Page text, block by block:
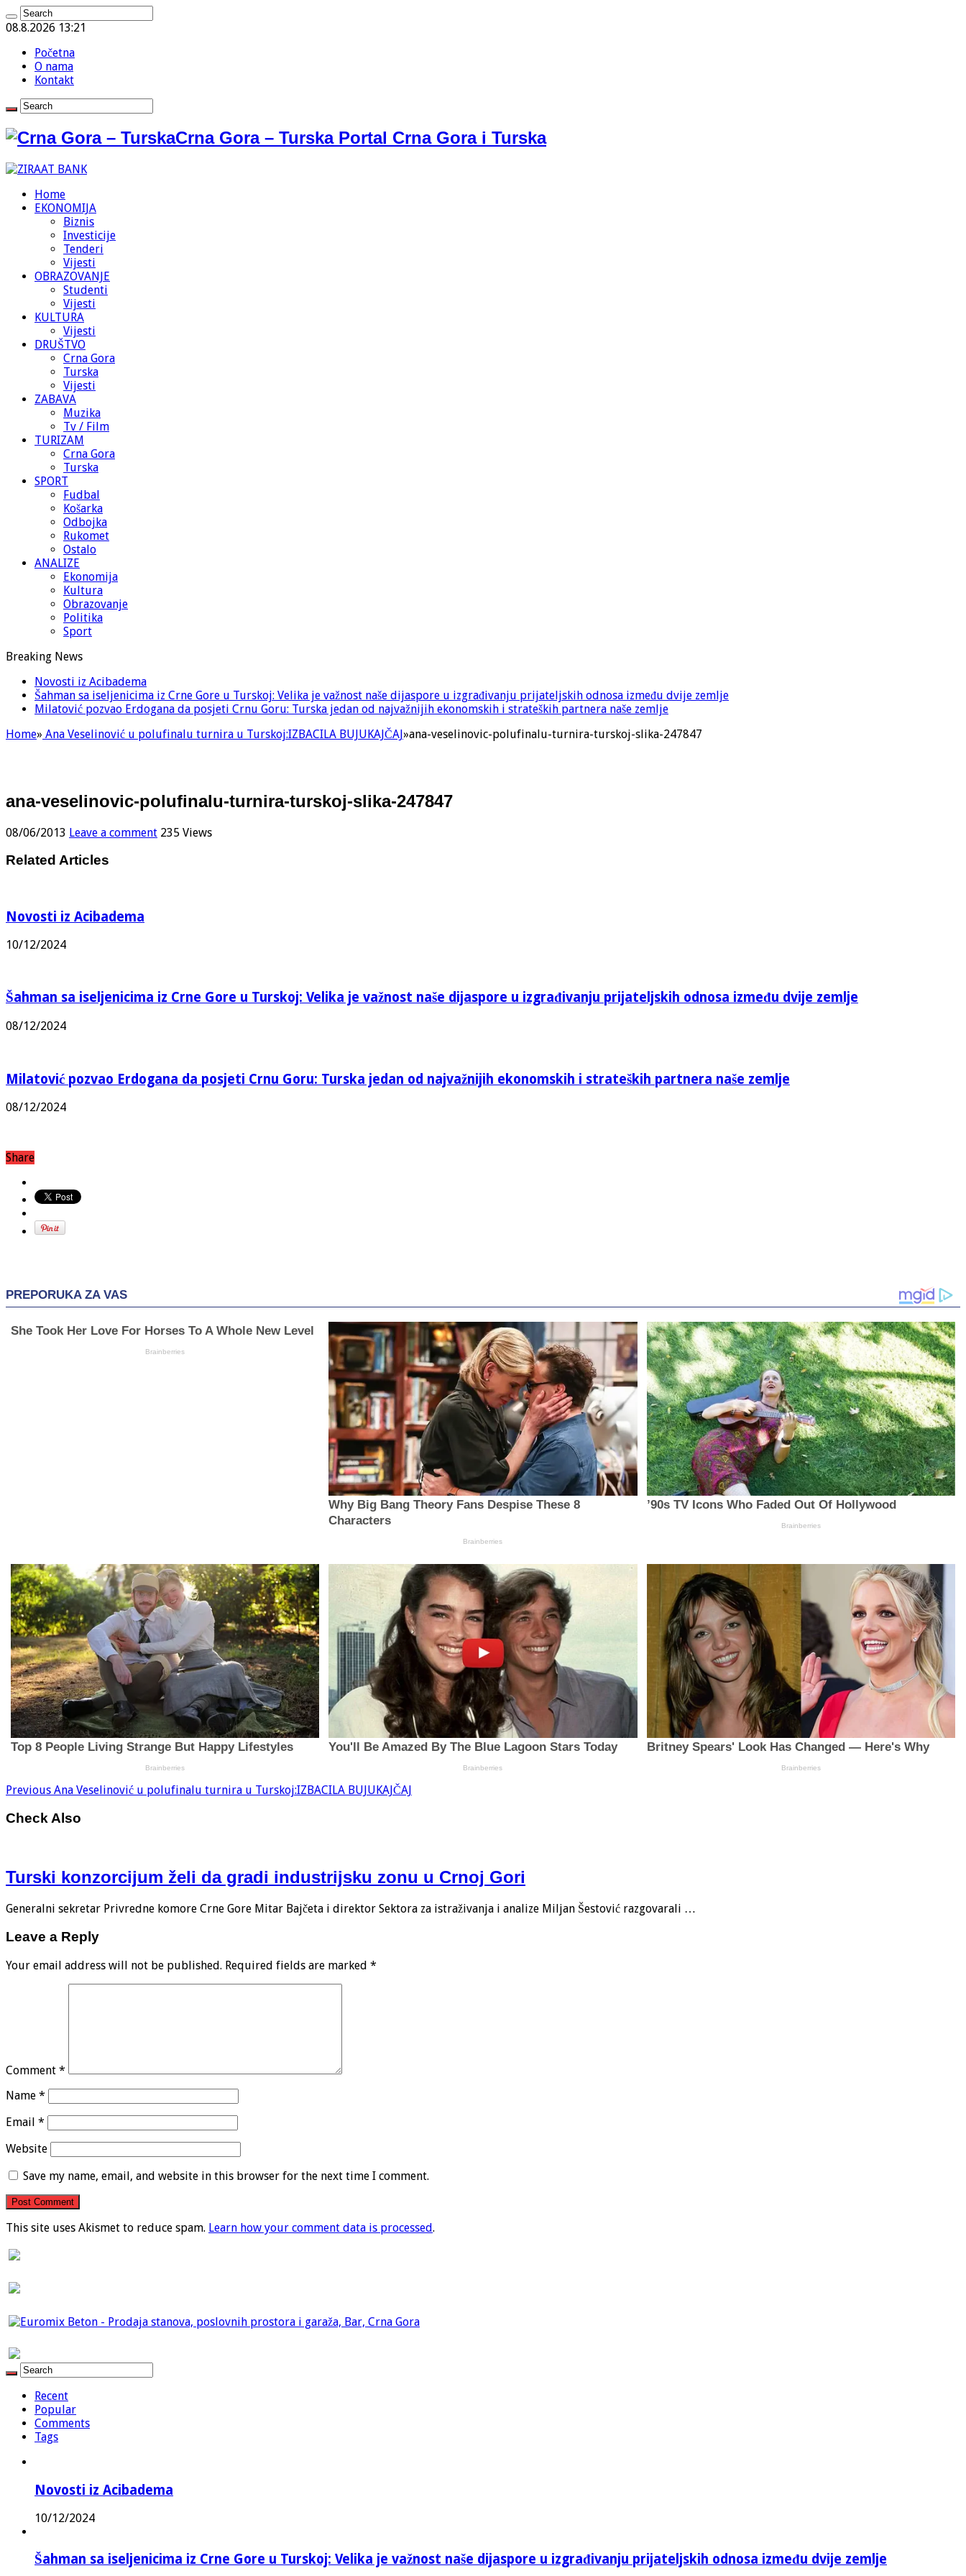
08.8.2026 13:21
Početna
O nama
Kontakt
Crna Gora – Turska Portal Crna Gora i Turska
Home
EKONOMIJA
Biznis
Investicije
Tenderi
Vijesti
OBRAZOVANJE
Studenti
Vijesti
KULTURA
Vijesti
DRUŠTVO
Crna Gora
Turska
Vijesti
ZABAVA
Muzika
Tv / Film
TURIZAM
Crna Gora
Turska
SPORT
Fudbal
Košarka
Odbojka
Rukomet
Ostalo
ANALIZE
Ekonomija
Kultura
Obrazovanje
Politika
Sport
Breaking News
Novosti iz Acibadema
Šahman sa iseljenicima iz Crne Gore u Turskoj: Velika je važnost naše dijaspore u izgrađivanju prijateljskih odnosa između dvije zemlje
Milatović pozvao Erdogana da posjeti Crnu Goru: Turska jedan od najvažnijih ekonomskih i strateških partnera naše zemlje
Home» Ana Veselinović u polufinalu turnira u Turskoj:IZBACILA BUJUKAJČAJ»ana-veselinovic-polufinalu-turnira-turskoj-slika-247847
ana-veselinovic-polufinalu-turnira-turskoj-slika-247847
08/06/2013 Leave a comment 235 Views
Related Articles
Novosti iz Acibadema
10/12/2024
Šahman sa iseljenicima iz Crne Gore u Turskoj: Velika je važnost naše dijaspore u izgrađivanju prijateljskih odnosa između dvije zemlje
08/12/2024
Milatović pozvao Erdogana da posjeti Crnu Goru: Turska jedan od najvažnijih ekonomskih i strateških partnera naše zemlje
08/12/2024
Share
Previous Ana Veselinović u polufinalu turnira u Turskoj:IZBACILA BUJUKAJČAJ
Check Also
Turski konzorcijum želi da gradi industrijsku zonu u Crnoj Gori
Generalni sekretar Privredne komore Crne Gore Mitar Bajčeta i direktor Sektora za istraživanja i analize Miljan Šestović razgovarali …
Leave a Reply
Your email address will not be published. Required fields are marked *
Comment *
Name *
Email *
Website
Save my name, email, and website in this browser for the next time I comment.
This site uses Akismet to reduce spam. Learn how your comment data is processed.
Recent
Popular
Comments
Tags
Novosti iz Acibadema
10/12/2024
Šahman sa iseljenicima iz Crne Gore u Turskoj: Velika je važnost naše dijaspore u izgrađivanju prijateljskih odnosa između dvije zemlje